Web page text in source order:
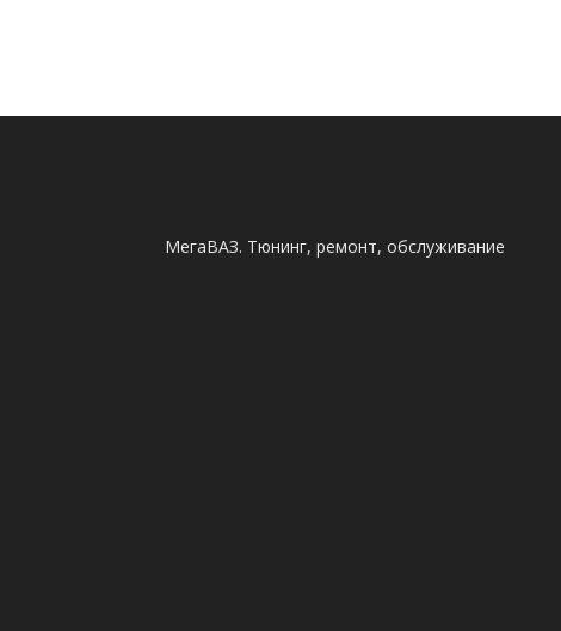
МегаВАЗ. Тюнинг, ремонт, обслуживание